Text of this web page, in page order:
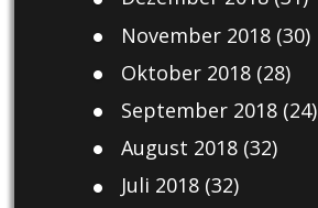
November 2018(30)
Oktober 2018(28)
September 2018(24)
August 2018(32)
Juli 2018(32)